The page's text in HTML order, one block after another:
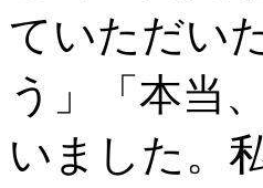
ていただい
う」「本当
いました。